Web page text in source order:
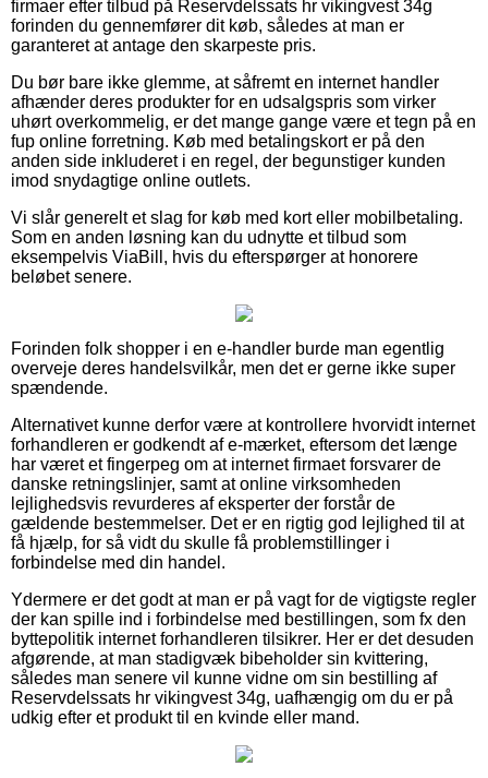
firmaer efter tilbud på Reservdelssats hr vikingvest 34g
forinden du gennemfører dit køb, således at man er
garanteret at antage den skarpeste pris.
Du bør bare ikke glemme, at såfremt en internet handler
afhænder deres produkter for en udsalgspris som virker
uhørt overkommelig, er det mange gange være et tegn på en
fup online forretning. Køb med betalingskort er på den
anden side inkluderet i en regel, der begunstiger kunden
imod snydagtige online outlets.
Vi slår generelt et slag for køb med kort eller mobilbetaling.
Som en anden løsning kan du udnytte et tilbud som
eksempelvis ViaBill, hvis du efterspørger at honorere
beløbet senere.
Forinden folk shopper i en e-handler burde man egentlig
overveje deres handelsvilkår, men det er gerne ikke super
spændende.
Alternativet kunne derfor være at kontrollere hvorvidt internet
forhandleren er godkendt af e-mærket, eftersom det længe
har været et fingerpeg om at internet firmaet forsvarer de
danske retningslinjer, samt at online virksomheden
lejlighedsvis revurderes af eksperter der forstår de
gældende bestemmelser. Det er en rigtig god lejlighed til at
få hjælp, for så vidt du skulle få problemstillinger i
forbindelse med din handel.
Ydermere er det godt at man er på vagt for de vigtigste regler
der kan spille ind i forbindelse med bestillingen, som fx den
byttepolitik internet forhandleren tilsikrer. Her er det desuden
afgørende, at man stadigvæk bibeholder sin kvittering,
således man senere vil kunne vidne om sin bestilling af
Reservdelssats hr vikingvest 34g, uafhængig om du er på
udkig efter et produkt til en kvinde eller mand.